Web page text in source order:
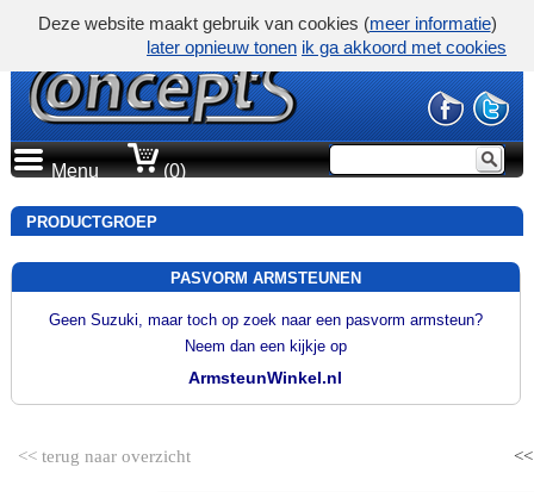
Menu (0)
PRODUCTGROEP
PASVORM ARMSTEUNEN
Geen Suzuki, maar toch op zoek naar een pasvorm armsteun?
Neem dan een kijkje op
ArmsteunWinkel.nl
<< terug naar overzicht
Deze website maakt gebruik van cookies (meer informatie)
later opnieuw tonen ik ga akkoord met cookies